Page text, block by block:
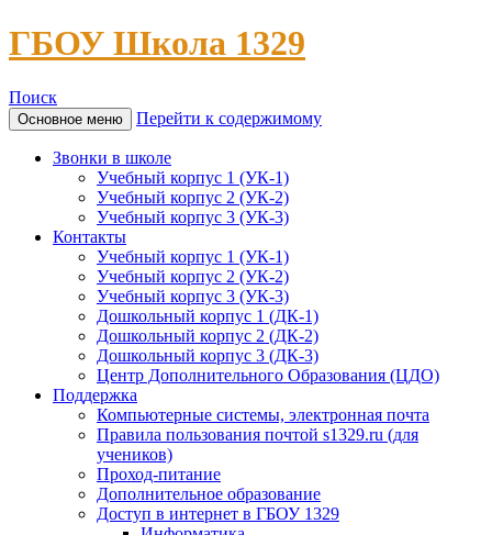
ГБОУ Школа 1329
Поиск
Основное меню Перейти к содержимому
Звонки в школе
Учебный корпус 1 (УК-1)
Учебный корпус 2 (УК-2)
Учебный корпус 3 (УК-3)
Контакты
Учебный корпус 1 (УК-1)
Учебный корпус 2 (УК-2)
Учебный корпус 3 (УК-3)
Дошкольный корпус 1 (ДК-1)
Дошкольный корпус 2 (ДК-2)
Дошкольный корпус 3 (ДК-3)
Центр Дополнительного Образования (ЦДО)
Поддержка
Компьютерные системы, электронная почта
Правила пользования почтой s1329.ru (для
учеников)
Проход-питание
Дополнительное образование
Доступ в интернет в ГБОУ 1329